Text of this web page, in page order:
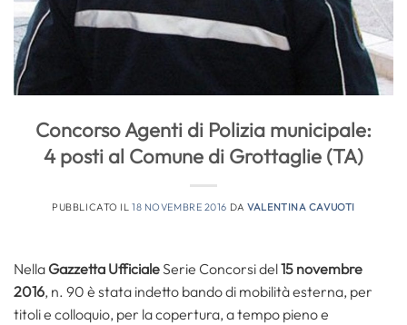
Concorso Agenti di Polizia municipale:
4 posti al Comune di Grottaglie (TA)
PUBBLICATO IL18 NOVEMBRE 2016 DAVALENTINA CAVUOTI
Nella Gazzetta UfficialeSerie Concorsi del15 novembre
2016, n. 90 è stata indetto bando di mobilità esterna, per
titoli e colloquio, per la copertura, a tempo pieno e